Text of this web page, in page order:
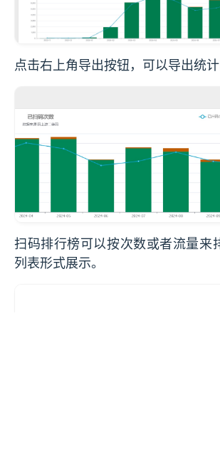
点击右上角导出按钮，可以导出统计
扫码排行榜可以按次数或者流量来
列表形式展示。